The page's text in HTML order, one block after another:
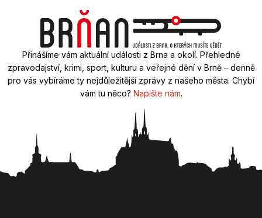
Přinášíme vám aktuální události z Brna a okolí. Přehledné
zpravodajství, krimi, sport, kulturu a veřejné dění v Brně – denně
pro vás vybíráme ty nejdůležitější zprávy z našeho města. Chybí
vám tu něco? Napište nám.